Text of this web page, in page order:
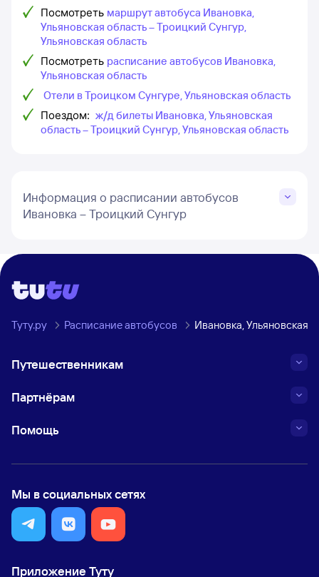
Посмотреть маршрут автобуса Ивановка,
Ульяновская область – Троицкий Сунгур,
Ульяновская область
Посмотреть расписание автобусов Ивановка,
Ульяновская область
Отели в Троицком Сунгуре, Ульяновская область
Поездом: ж/д билеты Ивановка, Ульяновская
область – Троицкий Сунгур, Ульяновская область
Информация о расписании автобусов
Ивановка – Троицкий Сунгур
Туту.ру Расписание автобусов Ивановка, Ульяновская
Путешественникам
Партнёрам
Помощь
Мы в социальных сетях
Приложение Туту